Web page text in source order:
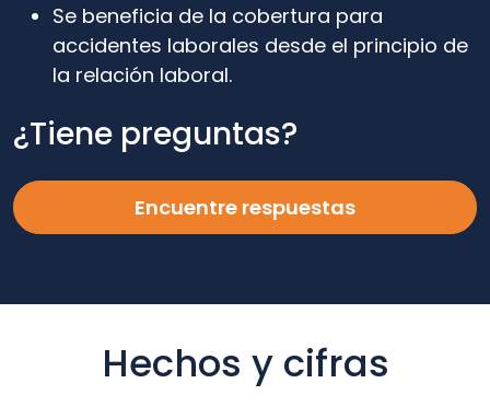
Se beneficia de la cobertura para
accidentes laborales desde el principio de
la relación laboral.
¿Tiene preguntas?
Encuentre respuestas
Hechos y cifras